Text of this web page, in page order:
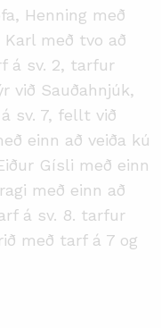
Henning með
Karl með tvo að
á sv. 2, tarfur
við Sauðahnjúk,
sv. 7, fellt við
einn að veiða kú
Gísli með einn
með einn að
á sv. 8. tarfur
með tarf á 7 og